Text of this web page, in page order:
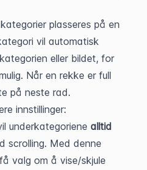
plasseres på en
vil automatisk
eller bildet, for
Når en rekke er full
på neste rad.
innstillinger:
underkategoriene
scrolling. Med denne
valg om å vise/skjule